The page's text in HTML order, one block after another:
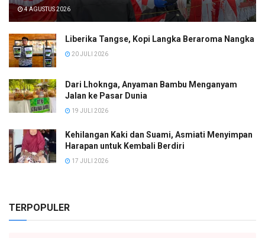
4 AGUSTUS 2026
Liberika Tangse, Kopi Langka Beraroma Nangka
20 JULI 2026
Dari Lhoknga, Anyaman Bambu Menganyam
Jalan ke Pasar Dunia
19 JULI 2026
Kehilangan Kaki dan Suami, Asmiati Menyimpan
Harapan untuk Kembali Berdiri
17 JULI 2026
TERPOPULER